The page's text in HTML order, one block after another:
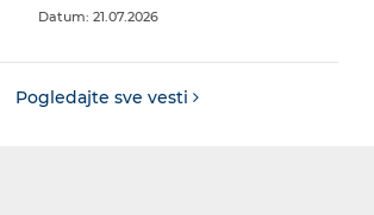
Datum: 21.07.2026
Pogledajte sve vesti